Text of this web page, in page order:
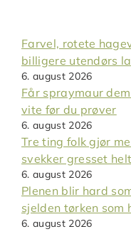
Farvel, rotete
billigere utendørs
6. august 2026
Får spraymaur
vite før du prøver
6. august 2026
Tre ting folk gjør
svekker gresset
6. august 2026
Plenen blir hard
sjelden tørken som
6. august 2026